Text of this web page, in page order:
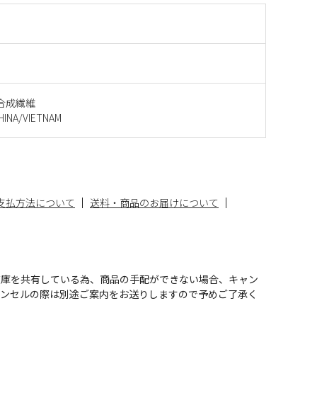
成繊維
VIETNAM
払方法について
送料・商品のお届けについて
を共有している為、商品の手配ができない場合、キャン
セルの際は別途ご案内をお送りしますので予めご了承く